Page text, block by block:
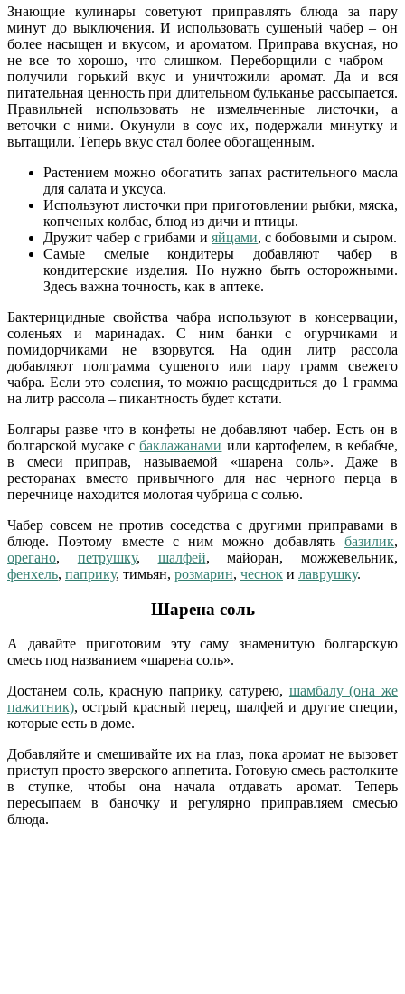
Знающие кулинары советуют приправлять блюда за пару
минут до выключения. И использовать сушеный чабер – он
более насыщен и вкусом, и ароматом. Приправа вкусная, но
не все то хорошо, что слишком. Переборщили с чабром –
получили горький вкус и уничтожили аромат. Да и вся
питательная ценность при длительном бульканье рассыпается.
Правильней использовать не измельченные листочки, а
веточки с ними. Окунули в соус их, подержали минутку и
вытащили. Теперь вкус стал более обогащенным.
Растением можно обогатить запах растительного масла
для салата и уксуса.
Используют листочки при приготовлении рыбки, мяска,
копченых колбас, блюд из дичи и птицы.
Дружит чабер с грибами и яйцами, с бобовыми и сыром.
Самые смелые кондитеры добавляют чабер в
кондитерские изделия. Но нужно быть осторожными.
Здесь важна точность, как в аптеке.
Бактерицидные свойства чабра используют в консервации,
соленьях и маринадах. С ним банки с огурчиками и
помидорчиками не взорвутся. На один литр рассола
добавляют полграмма сушеного или пару грамм свежего
чабра. Если это соления, то можно расщедриться до 1 грамма
на литр рассола – пикантность будет кстати.
Болгары разве что в конфеты не добавляют чабер. Есть он в
болгарской мусаке сбаклажанами или картофелем, в кебабче,
в смеси приправ, называемой «шарена соль». Даже в
ресторанах вместо привычного для нас черного перца в
перечнице находится молотая чубрица с солью.
Чабер совсем не против соседства с другими приправами в
блюде. Поэтому вместе с ним можно добавлять базилик,
орегано, петрушку, шалфей, майоран, можжевельник,
фенхель, паприку, тимьян, розмарин, чеснок и лаврушку.
Шарена соль
А давайте приготовим эту саму знаменитую болгарскую
смесь под названием «шарена соль».
Достанем соль, красную паприку, сатурею, шамбалу (она же
пажитник), острый красный перец, шалфей и другие специи,
которые есть в доме.
Добавляйте и смешивайте их на глаз, пока аромат не вызовет
приступ просто зверского аппетита. Готовую смесь растолките
в ступке, чтобы она начала отдавать аромат. Теперь
пересыпаем в баночку и регулярно приправляем смесью
блюда.